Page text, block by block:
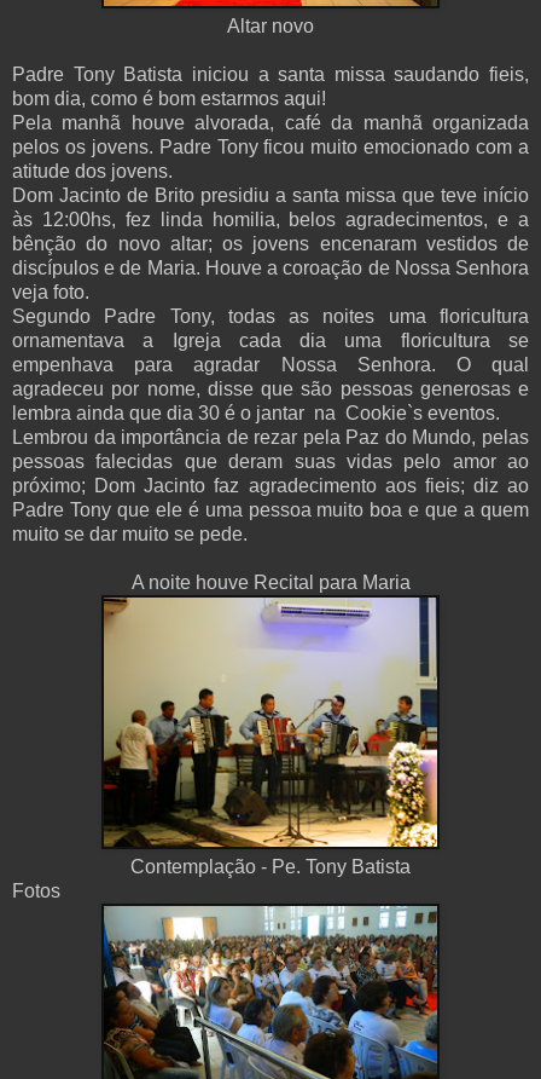
Altar novo
Padre Tony Batista iniciou a santa missa saudando fieis,
bom dia, como é bom estarmos aqui!
Pela manhã houve alvorada, café da manhã organizada
pelos os jovens. Padre Tony ficou muito emocionado com a
atitude dos jovens.
Dom Jacinto de Brito presidiu a santa missa que teve início
às 12:00hs, fez linda homilia, belos agradecimentos, e a
bênção do novo altar; os jovens encenaram vestidos de
discípulos e de Maria. Houve a coroação de Nossa Senhora
veja foto.
Segundo Padre Tony, todas as noites uma floricultura
ornamentava a Igreja cada dia uma floricultura se
empenhava para agradar Nossa Senhora. O qual
agradeceu por nome, disse que são pessoas generosas e
lembra ainda que dia 30 é o jantar na Cookie`s eventos.
Lembrou da importância de rezar pela Paz do Mundo, pelas
pessoas falecidas que deram suas vidas pelo amor ao
próximo; Dom Jacinto faz agradecimento aos fieis; diz ao
Padre Tony que ele é uma pessoa muito boa e que a quem
muito se dar muito se pede.
A noite houve Recital para Maria
Contemplação - Pe. Tony Batista
Fotos